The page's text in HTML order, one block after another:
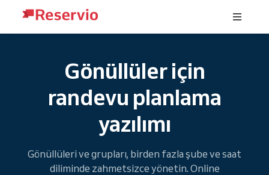
Gönüllüler için
randevu planlama
yazılımı
Gönüllüleri ve grupları, birden fazla şube ve saat
diliminde zahmetsizce yönetin. Online